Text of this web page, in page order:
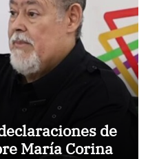
de
María Corina